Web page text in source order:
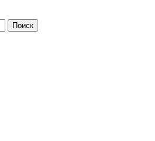
Поиск